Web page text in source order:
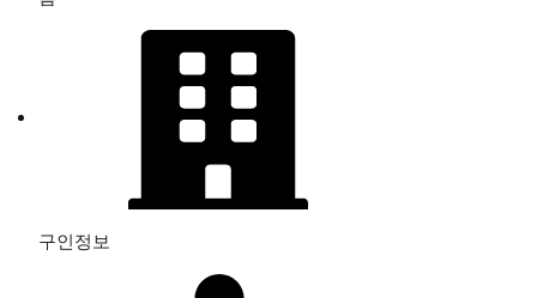
구인정보